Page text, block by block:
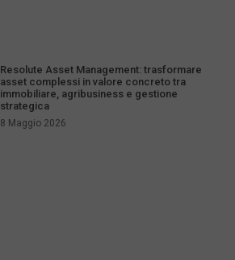
Resolute Asset Management: trasformare
asset complessi in valore concreto tra
immobiliare, agribusiness e gestione
strategica
8 Maggio 2026